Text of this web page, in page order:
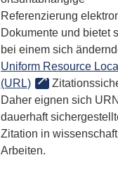
Referenzierung
Dokumente und bietet
bei einem sich
Uniform Resource
(URL)
Daher eignen sich
dauerhaft
Zitation in
Arbeiten.